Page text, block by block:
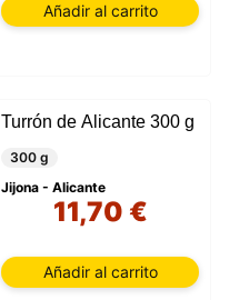
Añadir al carrito
Turrón de Alicante 300 g
300 g
Jijona - Alicante
11,70 €
Añadir al carrito